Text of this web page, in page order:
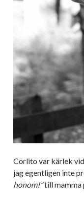
Corlito var kärlek
jag egentligen inte
honom!”till mamma